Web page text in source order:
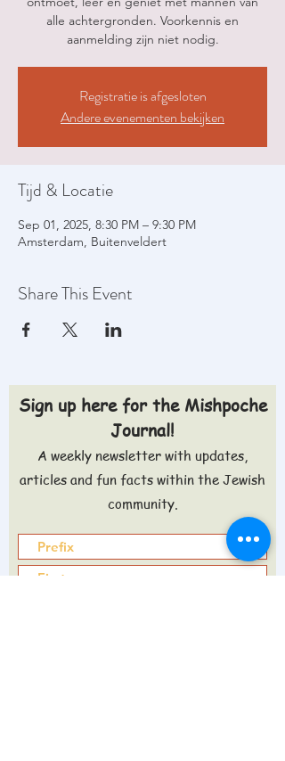
alle achtergronden. Voorkennis en
aanmelding zijn niet nodig.
Registratie is afgesloten
Andere evenementen bekijken
Tijd & Locatie
Sep 01, 2025, 8:30 PM – 9:30 PM
Amsterdam, Buitenveldert
Share This Event
Sign up here for the Mishpoche
Journal!
A weekly newsletter with updates,
articles and fun facts within the Jewish
community.